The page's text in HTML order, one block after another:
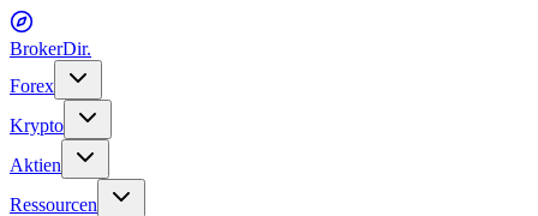
BrokerDir.
Forex
Krypto
Aktien
Ressourcen